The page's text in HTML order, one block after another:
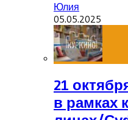
Юлия
05.05.2025
21
в рамках